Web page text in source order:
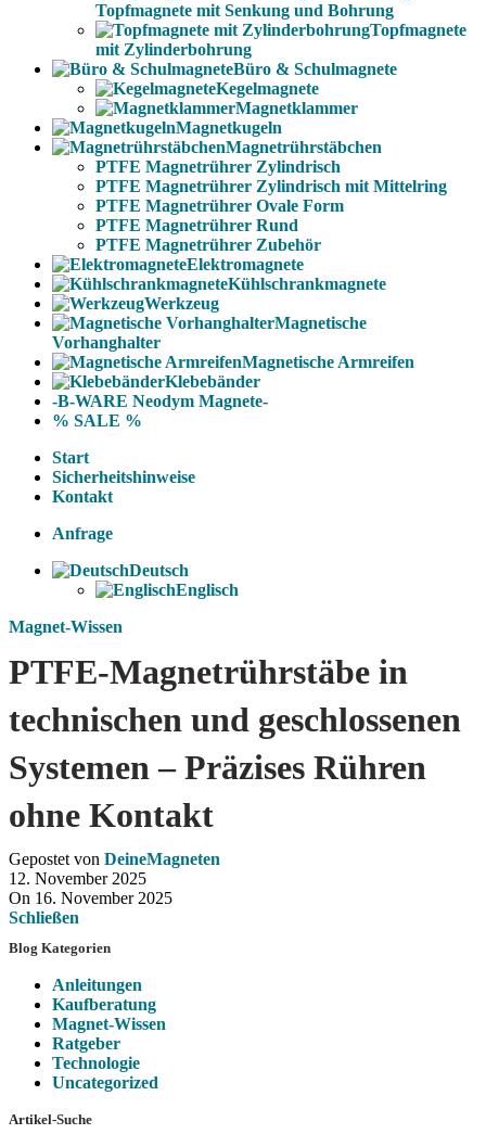
Topfmagnete mit Senkung und Bohrung
Topfmagnete
mit Zylinderbohrung
Büro & Schulmagnete
Kegelmagnete
Magnetklammer
Magnetkugeln
Magnetrührstäbchen
PTFE Magnetrührer Zylindrisch
PTFE Magnetrührer Zylindrisch mit Mittelring
PTFE Magnetrührer Ovale Form
PTFE Magnetrührer Rund
PTFE Magnetrührer Zubehör
Elektromagnete
Kühlschrankmagnete
Werkzeug
Magnetische
Vorhanghalter
Magnetische Armreifen
Klebebänder
-B-WARE Neodym Magnete-
% SALE %
Start
Sicherheitshinweise
Kontakt
Anfrage
Deutsch
Englisch
Magnet-Wissen
PTFE-Magnetrührstäbe in
technischen und geschlossenen
Systemen – Präzises Rühren
ohne Kontakt
Gepostet von DeineMagneten
12. November 2025
On 16. November 2025
Schließen
Blog Kategorien
Anleitungen
Kaufberatung
Magnet-Wissen
Ratgeber
Technologie
Uncategorized
Artikel-Suche